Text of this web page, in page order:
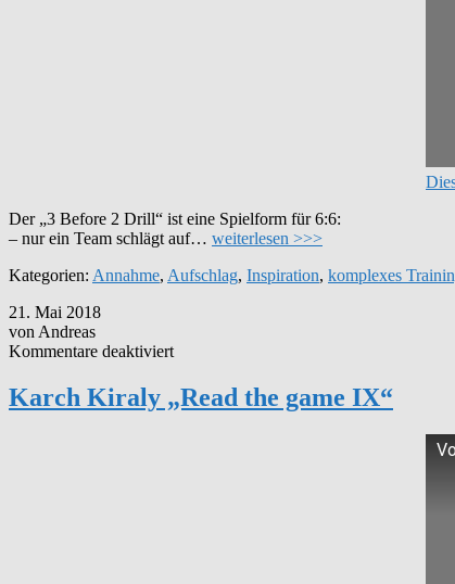
Der „3 Before 2 Drill“ ist eine Spielform für 6:6:
– nur ein Team schlägt auf… weiterlesen >>>
Kategorien: Annahme, Aufschlag, Inspiration, komplexes
21. Mai 2018
von Andreas
Kommentare deaktiviertfür
Kiraly
„Read
Karch Kiraly „Read the game IX“